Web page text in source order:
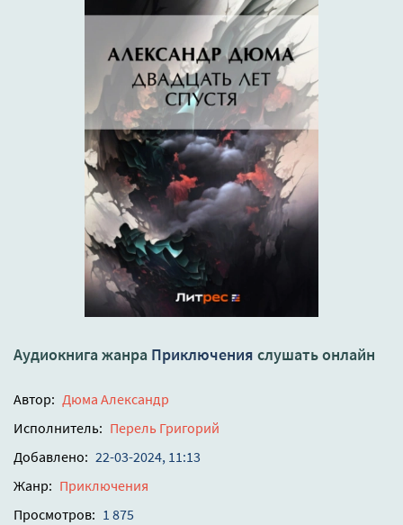
Аудиокнига жанра Приключения слушать онлайн
Автор: Дюма Александр
Исполнитель: Перель Григорий
Добавлено: 22-03-2024, 11:13
Жанр: Приключения
Просмотров: 1 875